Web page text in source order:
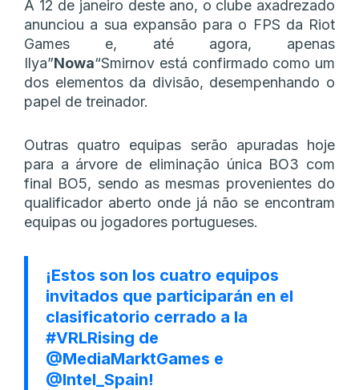
A 12 de janeiro deste ano, o clube axadrezado
anunciou a sua expansão para o FPS da Riot
Games e, até agora, apenas
Ilya”Nowa“Smirnov está confirmado como um
dos elementos da divisão, desempenhando o
papel de treinador.
Outras quatro equipas serão apuradas hoje
para a árvore de eliminação única BO3 com
final BO5, sendo as mesmas provenientes do
qualificador aberto onde já não se encontram
equipas ou jogadores portugueses.
¡Estos son los cuatro equipos
invitados que participarán en el
clasificatorio cerrado a la
#VRLRising de
@MediaMarktGames e
@Intel_Spain!